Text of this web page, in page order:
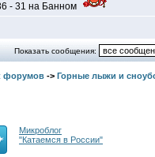
- 31 на Банном
Показать сообщения:
форумов -> Горные лыжи и
Микроблог
"Катаемся в России"